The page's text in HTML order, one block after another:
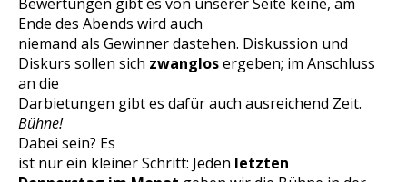
Ende des Abends wird auch
niemand als Gewinner dastehen. Diskussion und
Diskurs sollen sich zwanglosergeben; im Anschluss
an die
Darbietungen gibt es dafür auch ausreichend Zeit.
Bühne!
Dabei sein? Es
ist nur ein kleiner Schritt: Jeden letzten